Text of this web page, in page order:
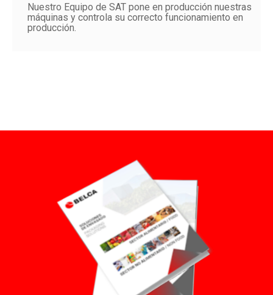
Nuestro Equipo de SAT pone en producción nuestras
máquinas y controla su correcto funcionamiento en
producción.